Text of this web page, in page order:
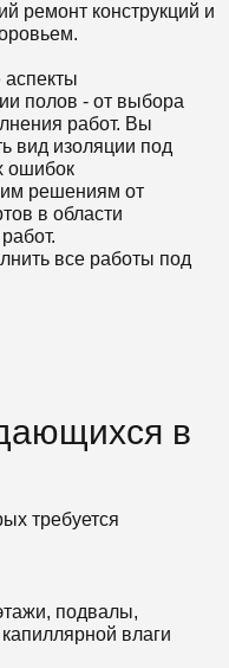
ремонт конструкций и
полов - от выбора
работ. Вы
вид изоляции под
ошибок
решениям от
в области
все работы под
в
требуется
подвалы,
влаги